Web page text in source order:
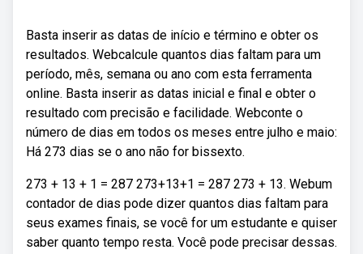
Basta inserir as datas de início e término e obter os
resultados. Webcalcule quantos dias faltam para um
período, mês, semana ou ano com esta ferramenta
online. Basta inserir as datas inicial e final e obter o
resultado com precisão e facilidade. Webconte o
número de dias em todos os meses entre julho e maio:
Há 273 dias se o ano não for bissexto.
273 + 13 + 1 = 287 273+13+1 = 287 273 + 13. Webum
contador de dias pode dizer quantos dias faltam para
seus exames finais, se você for um estudante e quiser
saber quanto tempo resta. Você pode precisar dessas.